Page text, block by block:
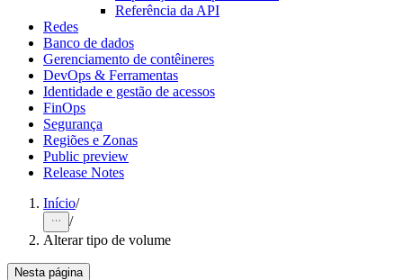
Referência da API
Redes
Banco de dados
Gerenciamento de contêineres
DevOps & Ferramentas
Identidade e gestão de acessos
FinOps
Segurança
Regiões e Zonas
Public preview
Release Notes
Início/
/
Alterar tipo de volume
Nesta página